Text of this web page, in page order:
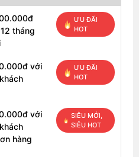
840 G4
phím trên G4 không thay
màu đen (chống tràn
biệt hoàn toàn bằng
với cột bổ sung ở phía bên
điều hướng dọc nhỏ. Việc
chỉnh theo ba giai đoạn
môi trường thiếu sáng.
mô-đun giao tiếp và loa ở
tháng
ƯU ĐÃI
HOT
với
ƯU ĐÃI
HOT
với
hàng
SIÊU MỚI,
SIÊU HOT